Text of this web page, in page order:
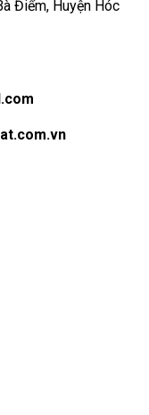
Điểm, Huyện Hóc